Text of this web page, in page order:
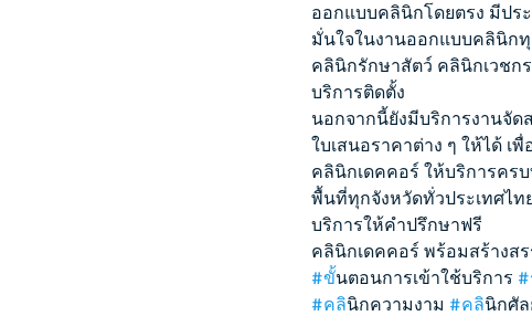
ออกแบบคลินิกโดยตรง มีปร
มั่นใจในงานออกแบบคลินิก
คลินิกรักษาสัตว์ คลินิกเวชก
บริการติดตั้ง
นอกจากนี้ยังมีบริการงานจัด
ใบเสนอราคาต่าง ๆ ให้ได้ เ
คลินิกเดคคอร์ ให้บริการคร
พื้นที่ทุกจังหวัดทั่วประเทศไ
บริการให้คำปรึกษาฟรี
คลินิกเดคคอร์ พร้อมสร้าง
#ขั้นตอนการเข้าใช้บริการ
#คลินิกความงาม #คลนิกศั